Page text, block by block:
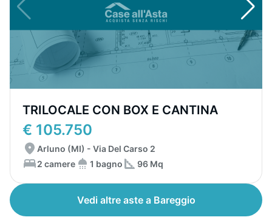
TRILOCALE CON BOX E CANTINA
€ 105.750
Arluno (MI) - Via Del Carso 2
2 camere
1 bagno 96 Mq
Vedi altre aste a Bareggio